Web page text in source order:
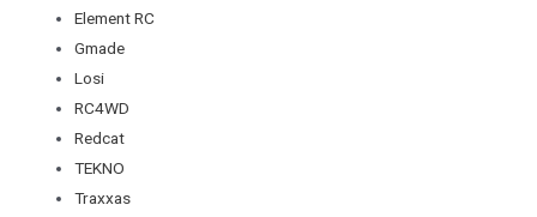
Element RC
Gmade
Losi
RC4WD
Redcat
TEKNO
Traxxas